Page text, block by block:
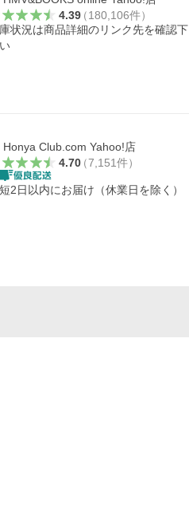
4.39（180,106件）
状況は商品詳細のリンク先を確認下
Honya Club.com Yahoo!店
4.70（7,151件）
2日以内にお届け（休業日を除く）